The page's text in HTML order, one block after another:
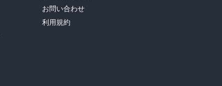
お問い合わせ
利用規約